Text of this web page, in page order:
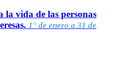
la vida de las personas
1° de enero a 31 de